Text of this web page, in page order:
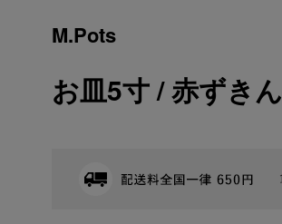
M.Pots
お皿5寸 / 赤ずきん